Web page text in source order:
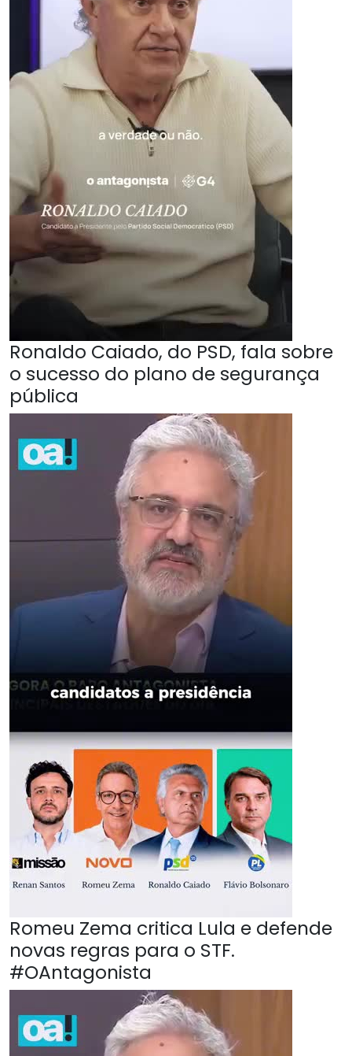
Ronaldo Caiado, do PSD, fala sobre
o sucesso do plano de segurança
pública
Romeu Zema critica Lula e defende
novas regras para o STF.
#OAntagonista